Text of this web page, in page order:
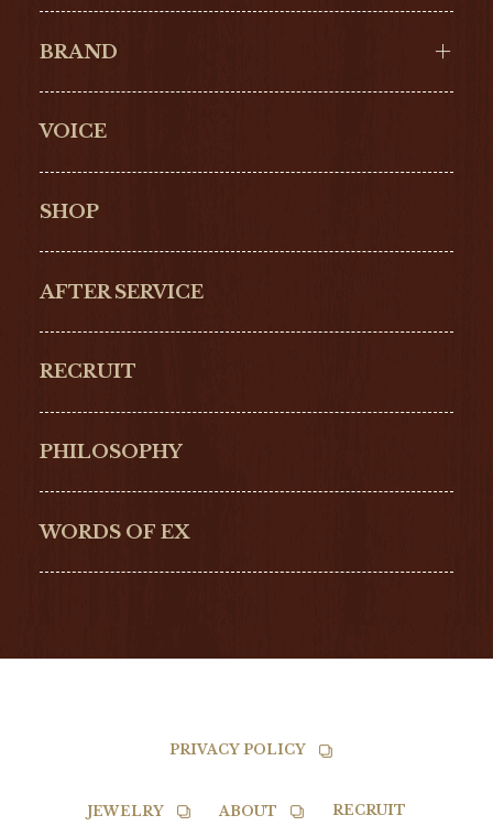
BRAND
Cartier
ZENITH
ULYSSE NARDIN
NORQAIN
TISSOT
VOICE
SHOP
AFTER SERVICE
RECRUIT
PHILOSOPHY
WORDS OF EX
PRIVACY POLICY
JEWELRY ABOUT RECRUIT